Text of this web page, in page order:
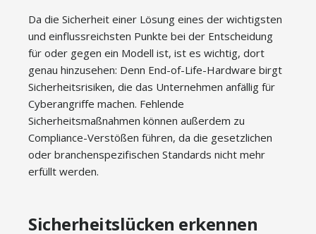
Da die Sicherheit einer Lösung eines der wichtigsten
und einflussreichsten Punkte bei der Entscheidung
für oder gegen ein Modell ist, ist es wichtig, dort
genau hinzusehen: Denn End-of-Life-Hardware birgt
Sicherheitsrisiken, die das Unternehmen anfällig für
Cyberangriffe machen. Fehlende
Sicherheitsmaßnahmen können außerdem zu
Compliance-Verstößen führen, da die gesetzlichen
oder branchenspezifischen Standards nicht mehr
erfüllt werden.
Sicherheitslücken erkennen